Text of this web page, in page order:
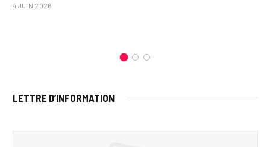
4 JUIN 2026
LETTRE D’INFORMATION